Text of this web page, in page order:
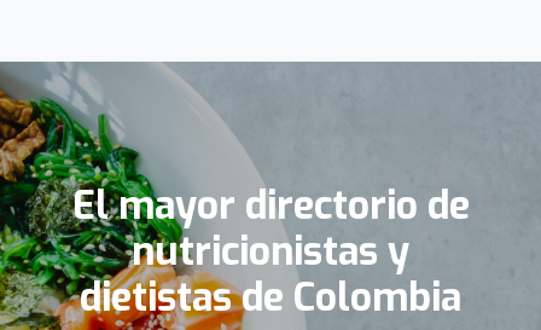
El mayor directorio de
nutricionistas y
dietistas de Colombia